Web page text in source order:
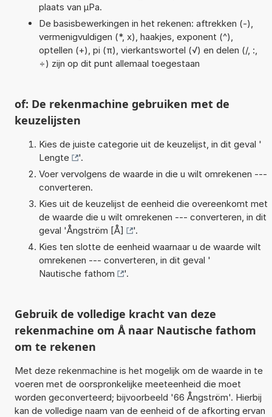
plaats van µPa.
De basisbewerkingen in het rekenen: aftrekken (-),
vermenigvuldigen (*, x), haakjes, exponent (^),
optellen (+), pi (π), vierkantswortel (√) en delen (/, :,
÷) zijn op dit punt allemaal toegestaan
of: De rekenmachine gebruiken met de
keuzelijsten
Kies de juiste categorie uit de keuzelijst, in dit geval '
Lengte
'.
Voer vervolgens de waarde in die u wilt omrekenen ---
converteren.
Kies uit de keuzelijst de eenheid die overeenkomt met
de waarde die u wilt omrekenen --- converteren, in dit
geval 'Ångström [Å]
'.
Kies ten slotte de eenheid waarnaar u de waarde wilt
omrekenen --- converteren, in dit geval '
Nautische fathom
'.
Gebruik de volledige kracht van deze
rekenmachine om Å naar Nautische fathom
om te rekenen
Met deze rekenmachine is het mogelijk om de waarde in te
voeren met de oorspronkelijke meeteenheid die moet
worden geconverteerd; bijvoorbeeld '66 Ångström'. Hierbij
kan de volledige naam van de eenheid of de afkorting ervan